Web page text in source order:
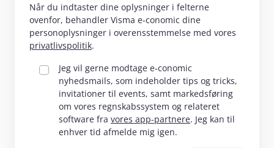
Når du indtaster dine oplysninger i felterne
ovenfor, behandler Visma e‑conomic dine
personoplysninger i overensstemmelse med vores
privatlivspolitik.
Jeg vil gerne modtage e‑conomic
nyhedsmails, som indeholder tips og tricks,
invitationer til events, samt markedsføring
om vores regnskabssystem og relateret
software fra vores app-partnere. Jeg kan til
enhver tid afmelde mig igen.